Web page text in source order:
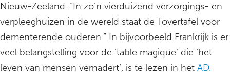
Nieuw-Zeeland. “In zo’n vierduizend verzorgings- en
verpleeghuizen in de wereld staat de Tovertafel voor
dementerende ouderen.” In bijvoorbeeld Frankrijk is er
veel belangstelling voor de ’table magique’ die ‘het
leven van mensen vernadert’, is te lezen in het AD.